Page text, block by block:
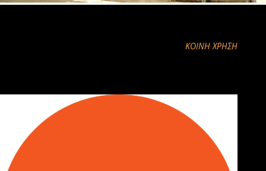
ΚΟΙΝΉ ΧΡΉΣΗ